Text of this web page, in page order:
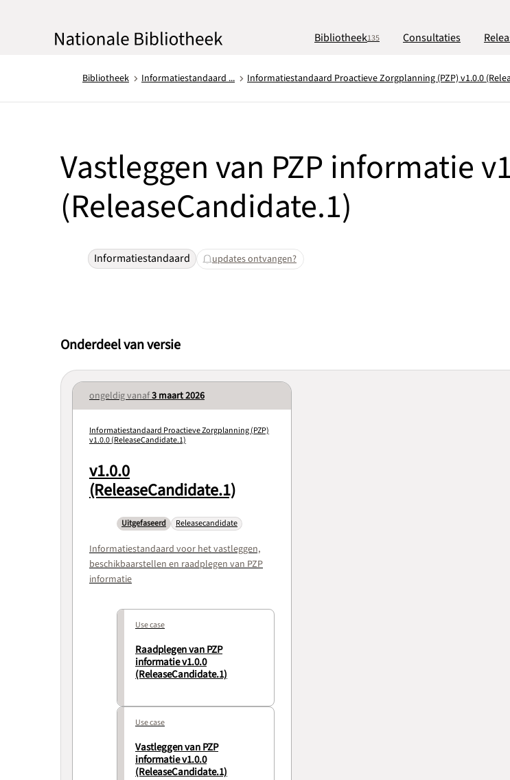
Bibliotheek135 Consultaties
Bibliotheek Informatiestandaard ... Informatiestandaard Proactieve Zorgplanning (PZP) v1.0.0
Vastleggen van PZP informatie
(ReleaseCandidate.1)
Informatiestandaard updates ontvangen?
Onderdeel van versie
ongeldig vanaf3 maart 2026
Informatiestandaard Proactieve Zorgplanning (PZP)
v1.0.0 (ReleaseCandidate.1)
v1.0.0
(ReleaseCandidate.1)
Uitgefaseerd Releasecandidate
Informatiestandaard voor het vastleggen,
beschikbaarstellen en raadplegen van PZP
informatie
Use case
Raadplegen van PZP
informatie v1.0.0
(ReleaseCandidate.1)
Use case
Vastleggen van PZP
informatie v1.0.0
(ReleaseCandidate.1)